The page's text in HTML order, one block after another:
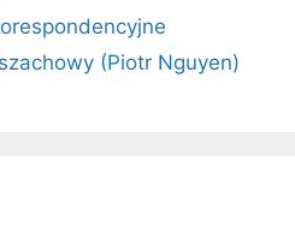
(Piotr Nguyen)